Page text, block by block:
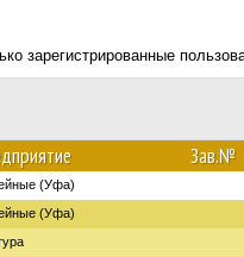
зарегистрированные
Зав.№
(Уфа)
(Уфа)